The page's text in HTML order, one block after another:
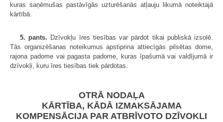
kuras saņēmušas pastāvīgās uzturēšanās atļauju likumā noteiktajā
kārtībā.
5. pants. Dzīvokļu īres tiesības var pārdot tikai publiskā izsolē.
Tās organizēšanas noteikumus apstiprina attiecīgās pilsētas dome,
rajona padome vai pagasta padome, kuras īpašumā vai valdījumā ir
dzīvokļi, kuru īres tiesības tiek pārdotas.
OTRĀ NODAĻA
KĀRTĪBA, KĀDĀ IZMAKSĀJAMA
KOMPENSĀCIJA PAR ATBRĪVOTO DZĪVOKLI